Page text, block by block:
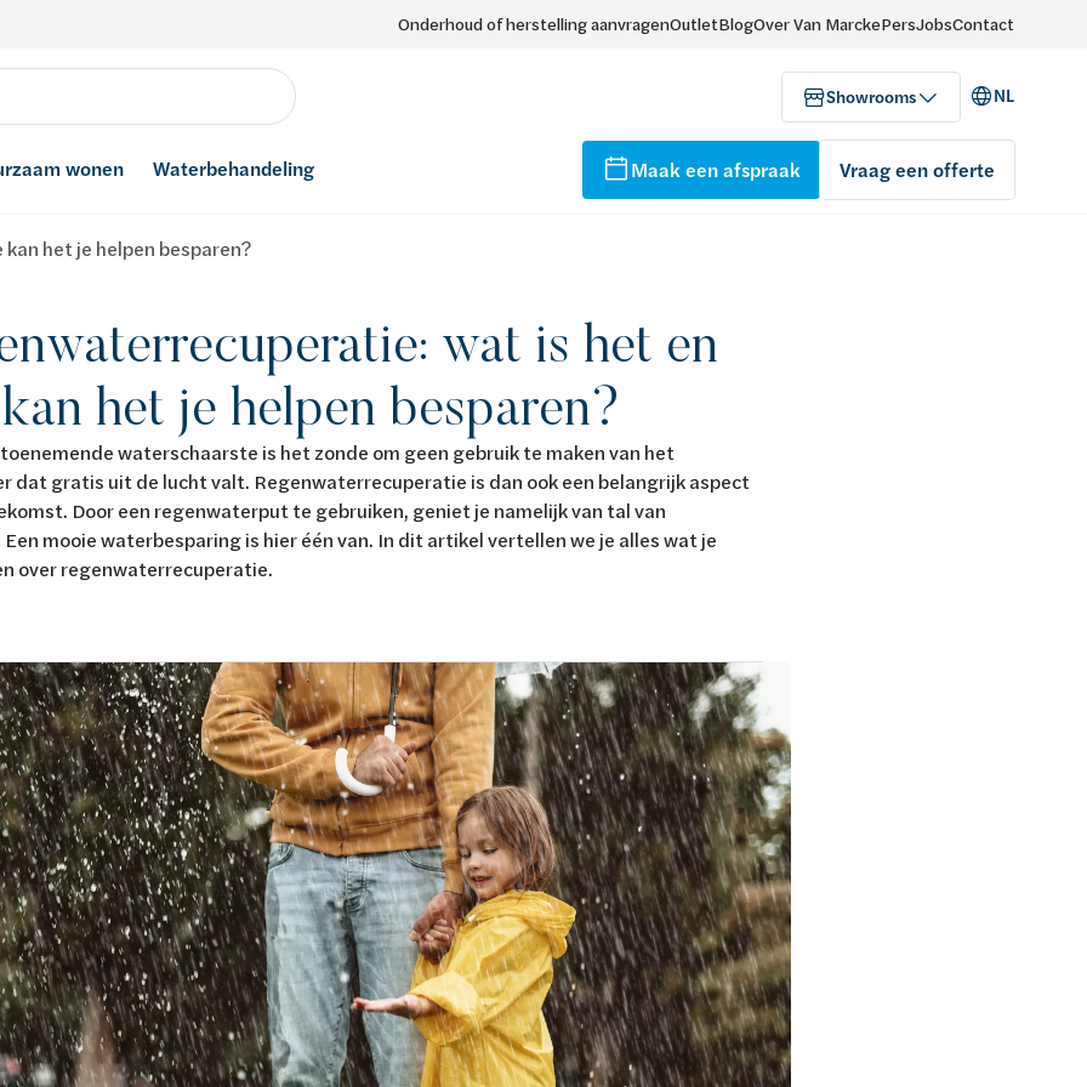
Onderhoud of herstelling aanvragenOutletBlogOver Van MarckePersJobsContact
Showrooms NL
wonen Waterbehandeling Maak een afspraak Vraag een offerte
het je helpen besparen?
wat is het en
het je helpen besparen?
waterschaarste is het zonde om geen gebruik te maken van het
dat gratis uit de lucht valt. Regenwaterrecuperatie is dan ook een belangrijk aspect
Door een regenwaterput te gebruiken, geniet je namelijk van tal van
mooie waterbesparing is hier één van. In dit artikel vertellen we je alles wat je
over regenwaterrecuperatie.